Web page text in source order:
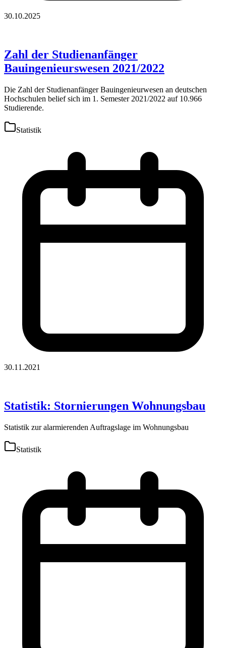
30.10.2025
Zahl der Studienanfänger
Bauingenieurswesen 2021/2022
Die Zahl der Studienanfänger Bauingenieurwesen an deutschen
Hochschulen belief sich im 1. Semester 2021/2022 auf 10.966
Studierende.
Statistik
30.11.2021
Statistik: Stornierungen Wohnungsbau
Statistik zur alarmierenden Auftragslage im Wohnungsbau
Statistik